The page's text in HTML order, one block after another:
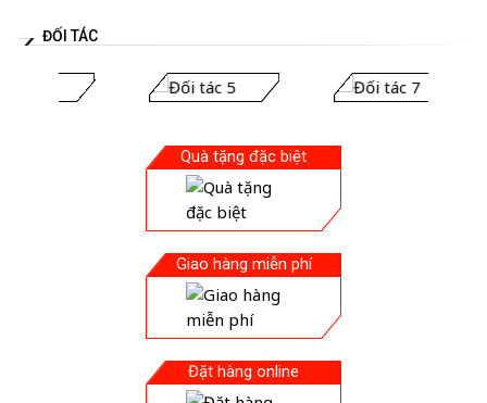
ĐỐI TÁC
Quà tặng đặc biệt
Giao hàng miễn phí
Đặt hàng online